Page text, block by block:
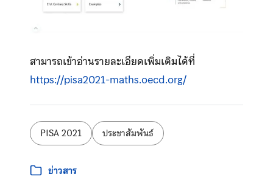
สามารถเข้าอ่านรายละเอียดเพิ่มเติมได้ที่
https://pisa2021-maths.oecd.org/
ป้ายกำกับ:
PISA 2021 ประชาสัมพันธ์
หมวดหมู่:
ข่าวสาร